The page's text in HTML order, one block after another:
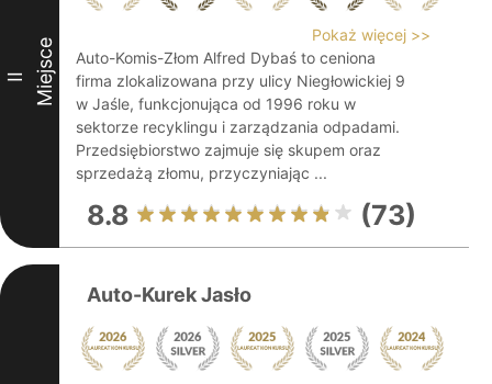
II Miejsce
Pokaż więcej >>
Auto-Komis-Złom Alfred Dybaś to ceniona
firma zlokalizowana przy ulicy Niegłowickiej 9
w Jaśle, funkcjonująca od 1996 roku w
sektorze recyklingu i zarządzania odpadami.
Przedsiębiorstwo zajmuje się skupem oraz
sprzedażą złomu, przyczyniając ...
8.8 (73)
Auto-Kurek Jasło